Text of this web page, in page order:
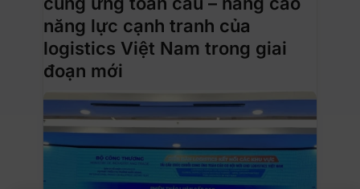
năng lực cạnh tranh của
logistics Việt Nam trong giai
đoạn mới